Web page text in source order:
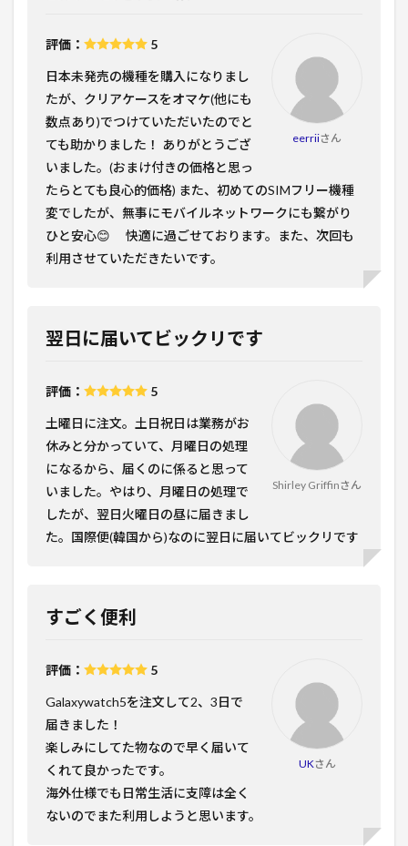
eerriiさん
評価： 5
日本未発売の機種を購入になりまし
たが、クリアケースをオマケ(他にも
数点あり)でつけていただいたのでと
ても助かりました！ ありがとうござ
いました。(おまけ付きの価格と思っ
たらとても良心的価格) また、初めてのSIMフリー機種
変でしたが、無事にモバイルネットワークにも繋がり
ひと安心😊 快適に過ごせております。また、次回も
利用させていただきたいです。
翌日に届いてビックリです
Shirley Griffinさん
評価： 5
土曜日に注文。土日祝日は業務がお
休みと分かっていて、月曜日の処理
になるから、届くのに係ると思って
いました。やはり、月曜日の処理で
したが、翌日火曜日の昼に届きまし
た。国際便(韓国から)なのに翌日に届いてビックリです
すごく便利
UKさん
評価： 5
Galaxywatch5を注文して2、3日で
届きました！
楽しみにしてた物なので早く届いて
くれて良かったです。
海外仕様でも日常生活に支障は全く
ないのでまた利用しようと思います。